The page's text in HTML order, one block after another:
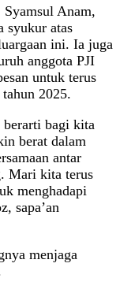
Anam,
syukur atas
ini. Ia juga
anggota PJI
untuk terus
2025.
berarti bagi kita
berat dalam
antar
Mari kita terus
menghadapi
sapa’an
menjaga